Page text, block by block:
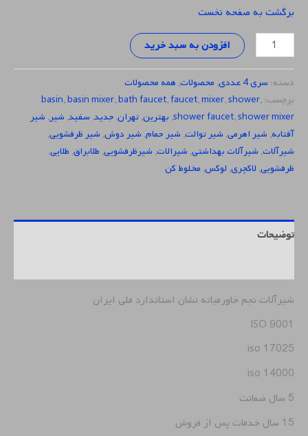
برگشت به صفحه نخست
افزودن به سبد خرید
دسته: سری 4 عددی , محصولات, همه محصولات
برچسب:
basin,basin mixer,bath faucet,faucet,mixer,shower,
shower faucet,shower mixer
, بهترین,تهران,جدید, سفید, شیر, شیر
آفتابه, شیر اهرمی, شیر توالت, شیر حمام, شیر دوش, شیر ظرفشویی,
شیرآلات, شیرآلات بهداشتی, شیرالات, شیرظرفشویی, طلابراق, طلایی,
ظرفشویی, لاکچری, لوکس, مخلوط کن
توضیحات
شیرآلات نجم خاورمیانه نشان استاندارد ملی ایران
ISO 9001
iso 17025
iso 14000
5 سال ضمانت
15 سال خدمات پس از فروش